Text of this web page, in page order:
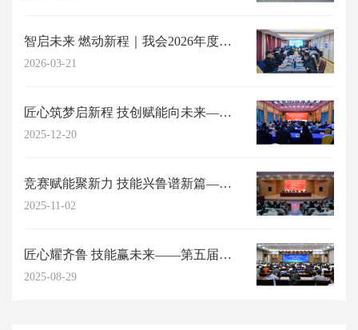
智启未来 燃动新程｜我会2026年度高阶能力提升研习工作坊成功举办
2026-03-21
匠心筑梦启新程 技创赋能向未来——山东省职工与职业教育协会2025年年会在济...
2025-12-20
竞赛赋能聚新力 技能兴鲁谱新篇——第五届山东省职工与职业教育（职业培训师）职...
2025-11-02
匠心耀齐鲁 技能赢未来——第五届山东省职工与职业教育职业技能竞赛复赛圆满结束
2025-08-29